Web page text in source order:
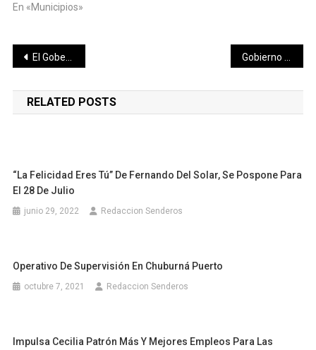
En «Municipios»
Navegación
de
entradas
El Gobernador Mauricio Vila Dosal visita a niños con cáncer para llevarles apoyos del Programa de Apoyo para Pacientes con Cáncer del Hospital General “Dr. Agustín O’Horán”
RELATED POSTS
“La Felicidad Eres Tú” De Fernando Del Solar, Se Pospone Para
El 28 De Julio
junio 29, 2022 Redaccion Senderos
Operativo De Supervisión En Chuburná Puerto
octubre 7, 2021 Redaccion Senderos
Impulsa Cecilia Patrón Más Y Mejores Empleos Para Las